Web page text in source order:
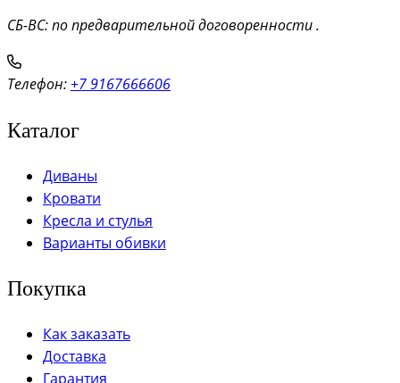
СБ-ВС: по предварительной договоренности .
Телефон: +7 9167666606
Каталог
Диваны
Кровати
Кресла и стулья
Варианты обивки
Покупка
Как заказать
Доставка
Гарантия